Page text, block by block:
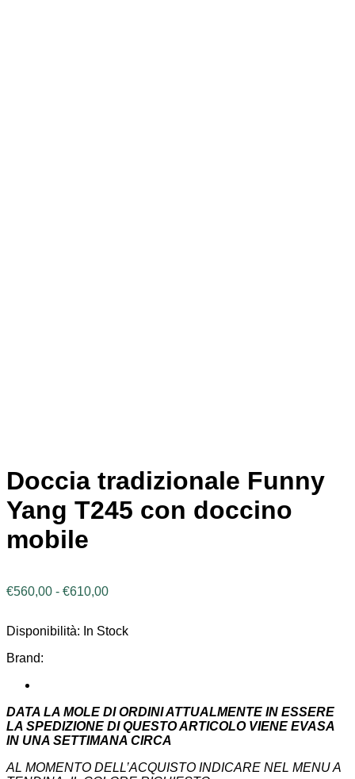
Doccia tradizionale Funny
Yang T245 con doccino
mobile
€560,00 - €610,00Fascia
da
Disponibilità: In Stock
Brand:
DATA LA MOLE DI ORDINI ATTUALMENTE IN ESSERE
LA SPEDIZIONE DI QUESTO ARTICOLO VIENE EVASA
IN UNA SETTIMANA CIRCA
AL MOMENTO DELL’ACQUISTO INDICARE NEL MENU A